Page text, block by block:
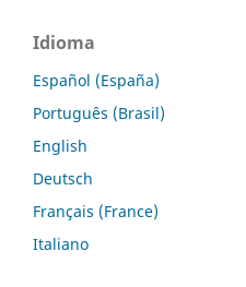
Idioma
Español (España)
Português (Brasil)
English
Deutsch
Français (France)
Italiano